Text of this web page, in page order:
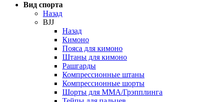
Вид спорта
Назад
BJJ
Назад
Кимоно
Пояса для кимоно
Штаны для кимоно
Рашгарды
Компрессионные штаны
Компрессионные шорты
Шорты для ММА/Грэпплинга